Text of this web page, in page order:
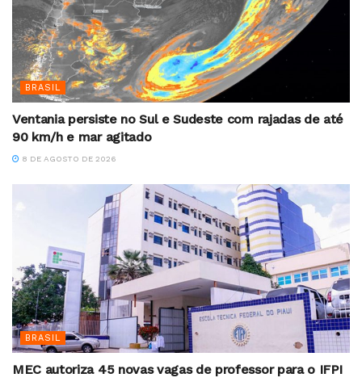
BRASIL
Ventania persiste no Sul e Sudeste com rajadas de até
90 km/h e mar agitado
8 DE AGOSTO DE 2026
BRASIL
MEC autoriza 45 novas vagas de professor para o IFPI